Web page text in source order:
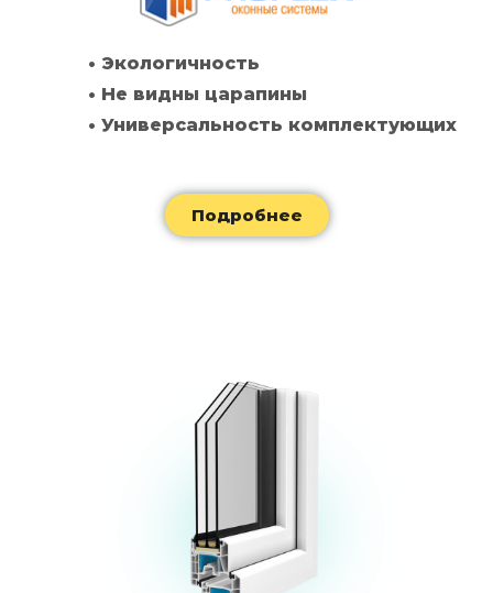
• Экологичность
• Не видны царапины
• Универсальность комплектующих
Подробнее